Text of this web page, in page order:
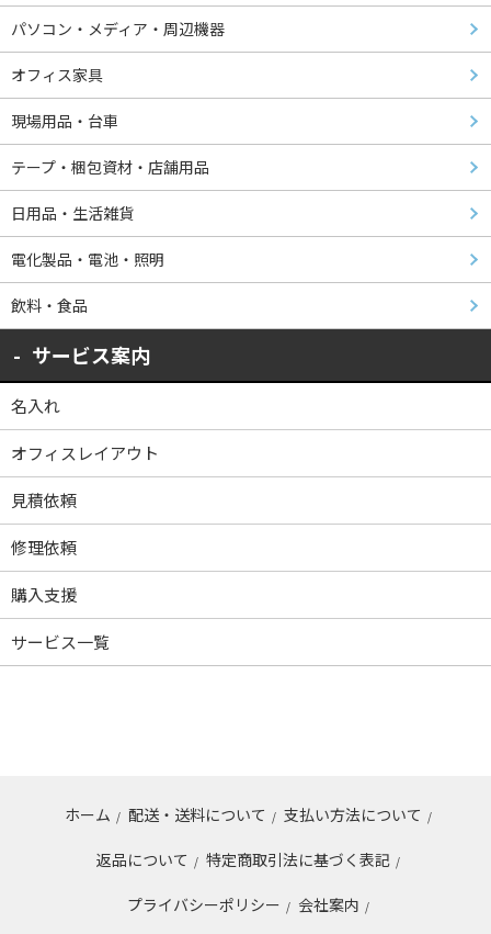
パソコン・メディア・周辺機器
オフィス家具
現場用品・台車
テープ・梱包資材・店舗用品
日用品・生活雑貨
電化製品・電池・照明
飲料・食品
サービス案内
名入れ
オフィスレイアウト
見積依頼
修理依頼
購入支援
サービス一覧
ホーム / 配送・送料について / 支払い方法について /
返品について / 特定商取引法に基づく表記 /
プライバシーポリシー / 会社案内 /